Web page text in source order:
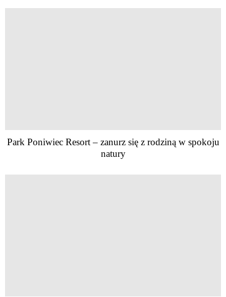
Park Poniwiec Resort – zanurz się z rodziną w spokoju
natury